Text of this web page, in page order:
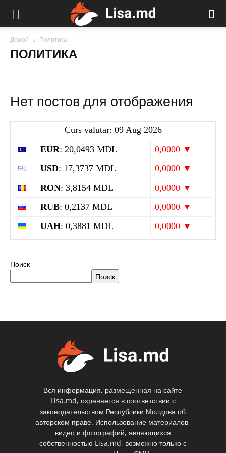
Домой Политика
ПОЛИТИКА
Нет постов для отображения
Curs valutar: 09 Aug 2026
EUR: 20,0493 MDL
0,0000 ▼
USD: 17,3737 MDL
0,0000 ▼
RON: 3,8154 MDL
0,0000 ▼
RUB: 0,2137 MDL
0,0000 ▼
UAH: 0,3881 MDL 0,0000 ▼
Поиск
Поиск
Вся информация, размещенная на сайте
Lisa.md, охраняется в соответствии с
законодательством Республики Молдова об
авторском праве. Использование материалов,
видео и фотографий, являющихся
собственностью Lisa.md, возможно только с